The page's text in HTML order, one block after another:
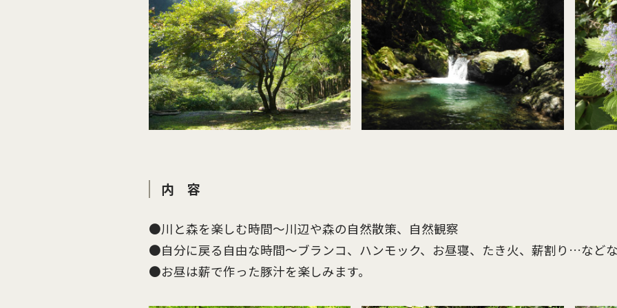
内 容
●川と森を楽しむ時間〜川辺や森の自然散策、自然観察
●自分に戻る自由な時間〜ブランコ、ハンモック、お昼寝、たき火、薪割り…など
●お昼は薪で作った豚汁を楽しみます。